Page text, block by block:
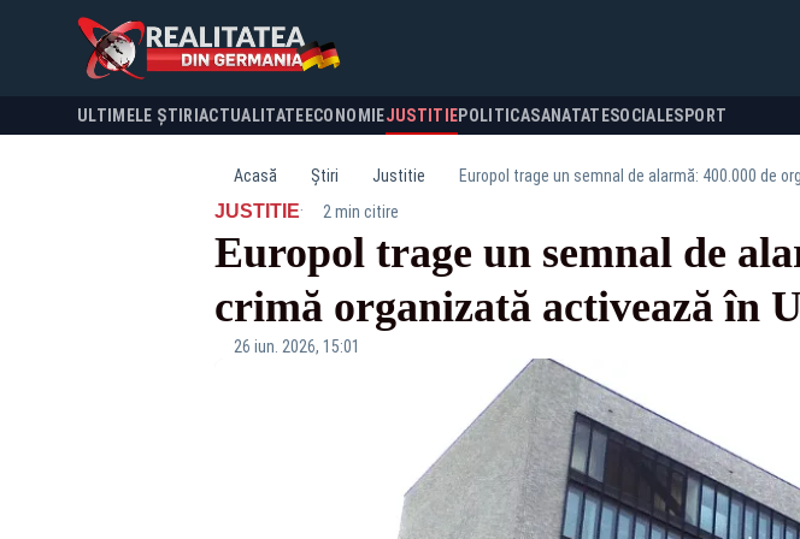
ULTIMELE ȘTIRI ACTUALITATE ECONOMIEJUSTITIEPOLITICASANATATESOCIALESPORT
Acasă Știri Justitie Europol trage un semnal de alarmă: 400.000 de
JUSTITIE· 2 min citire
Europol trage un semnal de
crimă organizată activează în
26 iun. 2026, 15:01